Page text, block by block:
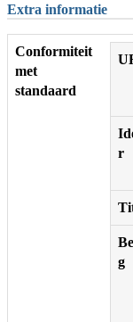
Extra informatie
Conformiteit
met
standaard
r
g